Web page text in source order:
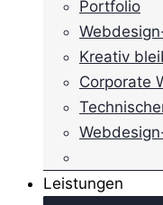
Portfolio
Kreativ
Corporate
Leistungen